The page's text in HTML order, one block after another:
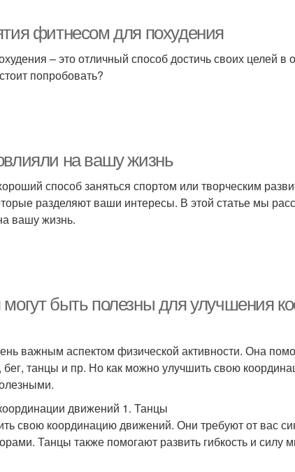
фитнесом для похудения
– это отличный способ достичь своих целей в
попробовать?
на вашу жизнь
способ заняться спортом или творческим
разделяют ваши интересы. В этой статье мы
вашу жизнь.
могут быть полезны для улучшения
важным аспектом физической активности. Она
бег, танцы и пр. Но как можно улучшить свою
движений 1. Танцы
свою координацию движений. Они требуют от вас
Танцы также помогают развить гибкость и силу